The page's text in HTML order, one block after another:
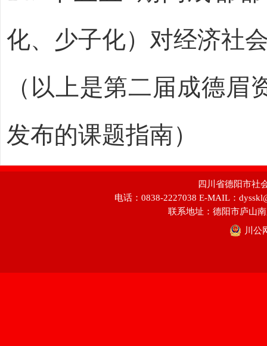
化、 少子化）对经济社
（以上是第二届成德
发布的课题指南）
四川省德阳市社
电话：0838-2227038 E-MAIL：
联系地址：德阳市庐山
川公